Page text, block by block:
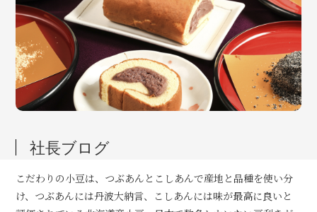
社長ブログ
こだわりの小豆は、つぶあんとこしあんで産地と品種を使い分
け、つぶあんには丹波大納言、こしあんには味が最高に良いと